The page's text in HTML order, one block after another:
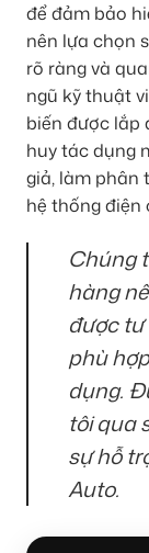
để đảm bảo
nên lựa chọn
rõ ràng và
ngũ kỹ thuật
biến được lắp
huy tác dụng
giả, làm phân
hệ thống điện
Chúng
hàng
được tư
phù
dụng.
tôi qua
sự hỗ
Auto.